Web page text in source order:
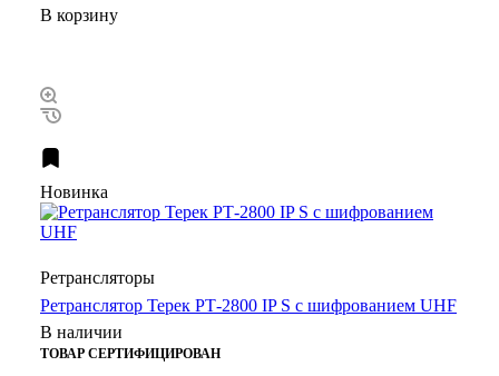
В корзину
Новинка
Ретрансляторы
Ретранслятор Терек РТ-2800 IP S с шифрованием UHF
В наличии
ТОВАР СЕРТИФИЦИРОВАН